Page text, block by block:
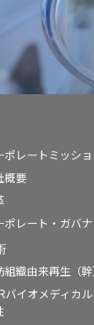
ポレートミッシ
概要
ポレート・ガバ
組織由来再生（
バイオメディカ